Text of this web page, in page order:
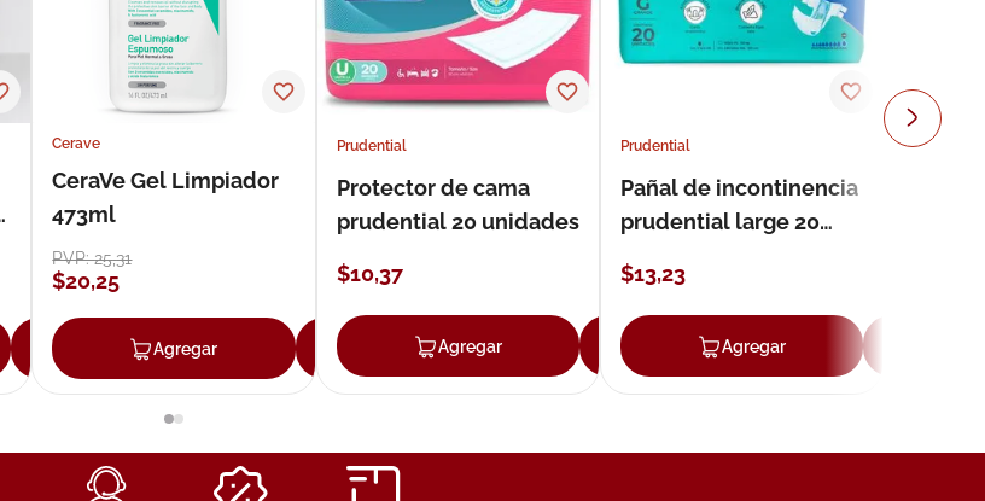
Agregar
Cerave
CeraVe Gel Limpiador
473ml
PVP:25,31
$20,25
Agregar Agregar
Prudential
Protector de cama
prudential 20 unidades
$10,37
Agregar Agregar
Prudential
Pañal de incontinencia
prudential large 20
$13,23
Agregar